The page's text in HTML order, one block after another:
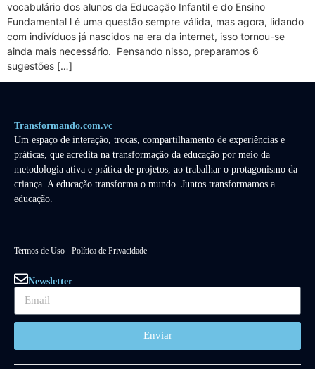
vocabulário dos alunos da Educação Infantil e do Ensino
Fundamental l é uma questão sempre válida, mas agora, lidando
com indivíduos já nascidos na era da internet, isso tornou-se
ainda mais necessário. Pensando nisso, preparamos 6
sugestões […]
Transformando.com.vc
Um espaço de interação, trocas, compartilhamento de experiências e
práticas, que acredita na transformação da educação por meio da
metodologia ativa e prática de projetos, ao trabalhar o protagonismo da
criança. A educação transforma o mundo. Juntos transformamos a
educação.
Termos de Uso Política de Privacidade
Newsletter
Enviar